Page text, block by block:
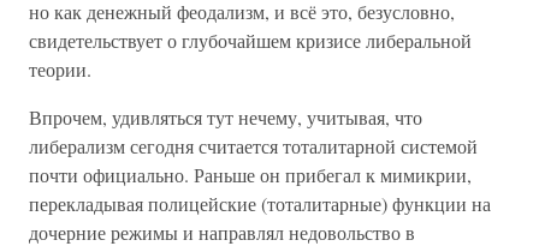
но как денежный феодализм, и всё это, безусловно,
свидетельствует о глубочайшем кризисе либеральной
теории.
Впрочем, удивляться тут нечему, учитывая, что
либерализм сегодня считается тоталитарной системой
почти официально. Раньше он прибегал к мимикрии,
перекладывая полицейские (тоталитарные) функции на
дочерние режимы и направлял недовольство в